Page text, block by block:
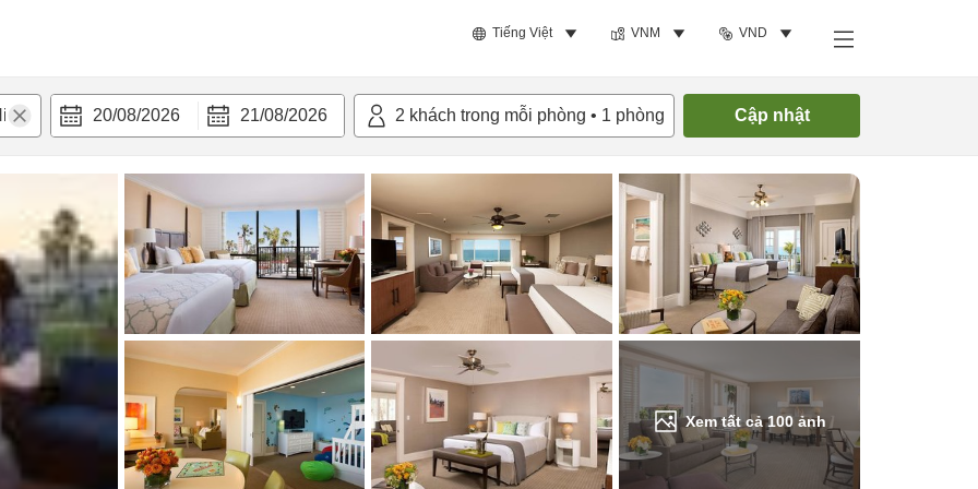
Tiếng Việt VNM VND
20/08/2026 21/08/2026 2 khách trong mỗi phòng • 1 phòng Cập nhật
Xem tất cả100 ảnh
nghi Tìm phòng trống